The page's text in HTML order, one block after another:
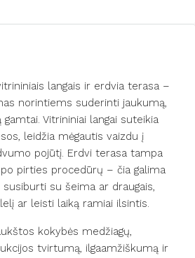
langais ir erdvia terasa –
norintiems suderinti jaukumą,
Vitrininiai langai suteikia
leidžia mėgautis vaizdu į
pojūtį. Erdvi terasa tampa
pirties procedūrų – čia galima
su šeima ar draugais,
ar leisti laiką ramiai ilsintis.
kokybės medžiagų,
tvirtumą, ilgaamžiškumą ir